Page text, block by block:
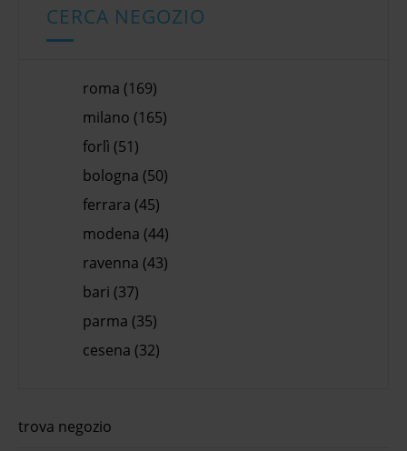
CERCA NEGOZIO
roma (169)
milano (165)
forlì (51)
bologna (50)
ferrara (45)
modena (44)
ravenna (43)
bari (37)
parma (35)
cesena (32)
trova negozio